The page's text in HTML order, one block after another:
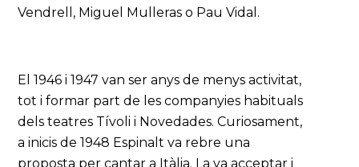
Vendrell, Miguel Mulleras o Pau Vidal.
El 1946 i 1947 van ser anys de menys activitat,
tot i formar part de les companyies habituals
dels teatres Tívoli i Novedades. Curiosament,
a inicis de 1948 Espinalt va rebre una
proposta per cantar a Itàlia. La va acceptar i